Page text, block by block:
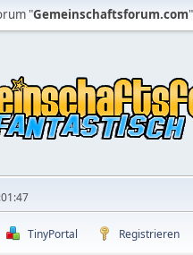
"Gemeinschaftsforum.com
TinyPortal Registrieren